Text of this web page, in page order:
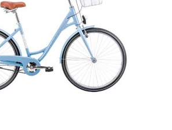
DODAJ U KOŠARICU